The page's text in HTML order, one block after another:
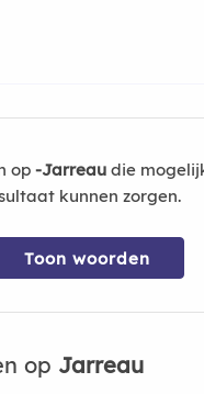
op -Jarreau die
kunnen zorgen.
Toon woorden
op Jarreau